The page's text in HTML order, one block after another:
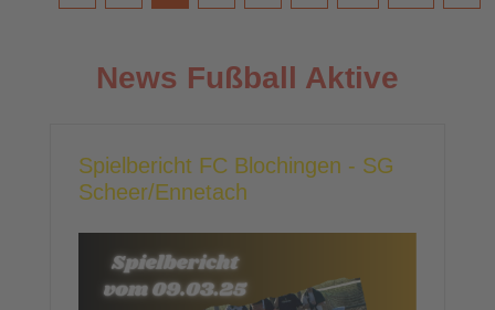
News Fußball Aktive
Spielbericht FC Blochingen - SG
Scheer/Ennetach